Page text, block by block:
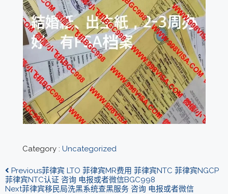
Category : Uncategorized
Previous菲律宾 LTO 菲律宾MR费用 菲律宾NTC 菲律宾NGCP
菲律宾NTC认证 咨询 电报或者微信BGC998
Next菲律宾移民局洗黑系统查黑服务 咨询 电报或者微信